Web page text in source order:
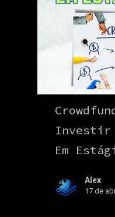
Investir
Em
Alex
17 de